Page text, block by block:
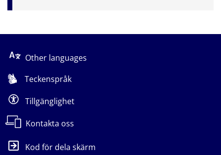
Other languages
Teckenspråk
Tillgänglighet
Kontakta oss
Kod för dela skärm